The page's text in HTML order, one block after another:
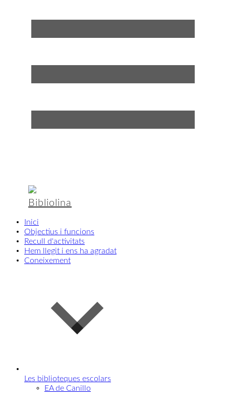
Bibliolina
Inici
Objectius i funcions
Recull d'activitats
Hem llegit i ens ha agradat
Coneixement
Les biblioteques escolars
EA de Canillo